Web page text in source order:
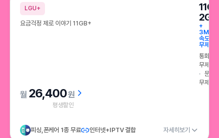
LGU+
요금걱정 제로 이야기 11GB+
2GB
+
속도
무제한
통화
무제한
문자
무제한
26,400원
평생할인
피싱,폰케어 1종 무료 인터넷+IPTV 결합 자세히보기